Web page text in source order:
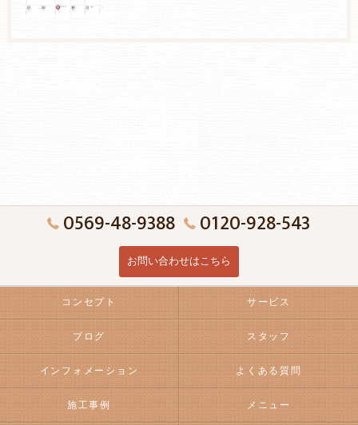
0569-48-9388 0120-928-543
お問い合わせはこちら
コンセプト サービス
ブログ スタッフ
インフォメーション よくある質問
施工事例 メニュー